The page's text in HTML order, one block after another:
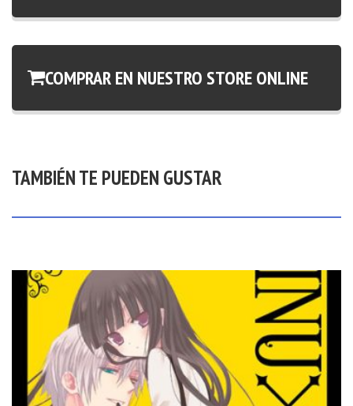
COMPRAR EN NUESTRO STORE ONLINE
TAMBIÉN TE PUEDEN GUSTAR